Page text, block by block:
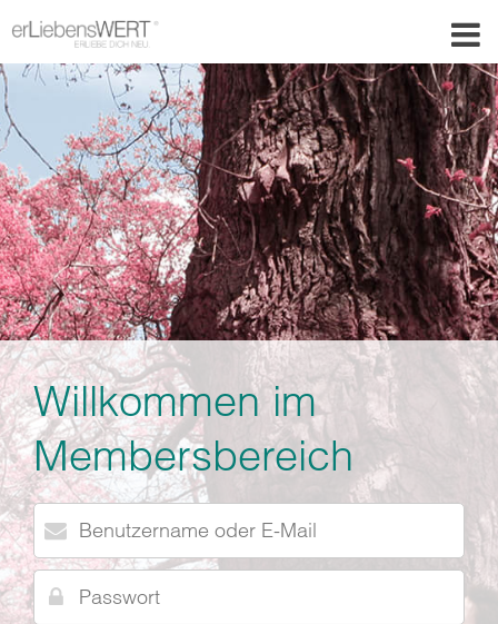
Willkommen im
Membersbereich
Benutzername
oder
E-
Mail
Passwort